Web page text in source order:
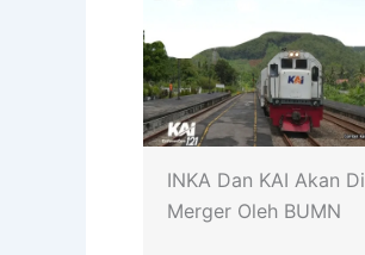
INKA Dan KAI Akan Di
Merger Oleh BUMN